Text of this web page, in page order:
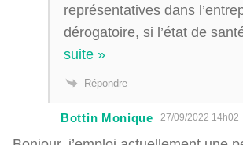
représentatives dans
dérogatoire, si l’état de
suite »
Répondre
Bottin Monique 27/09/2022 14h02